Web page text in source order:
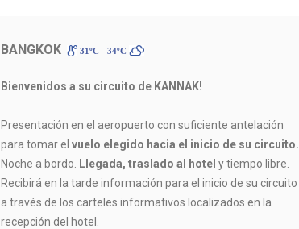
BANGKOK 31ºC - 34ºC
Bienvenidos a su circuito de KANNAK!
Presentación en el aeropuerto con suficiente antelación
para tomar elvuelo elegido hacia el inicio de su circuito.
Noche a bordo.
Llegada, traslado al hotely tiempo libre.
Recibirá en la tarde información para el inicio de su circuito
a través de los carteles informativos localizados en la
recepción del hotel.